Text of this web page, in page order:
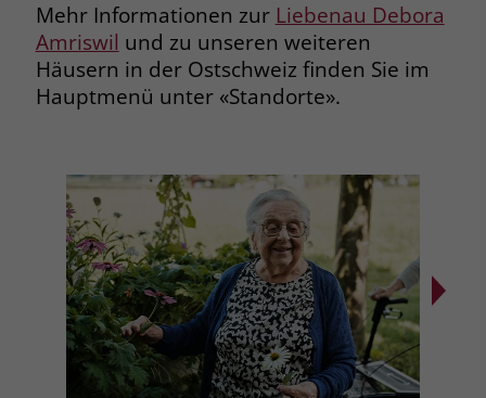
Mehr Informationen zur Liebenau Debora
Amriswil und zu unseren weiteren
Häusern in der Ostschweiz finden Sie im
Hauptmenü unter «Standorte».